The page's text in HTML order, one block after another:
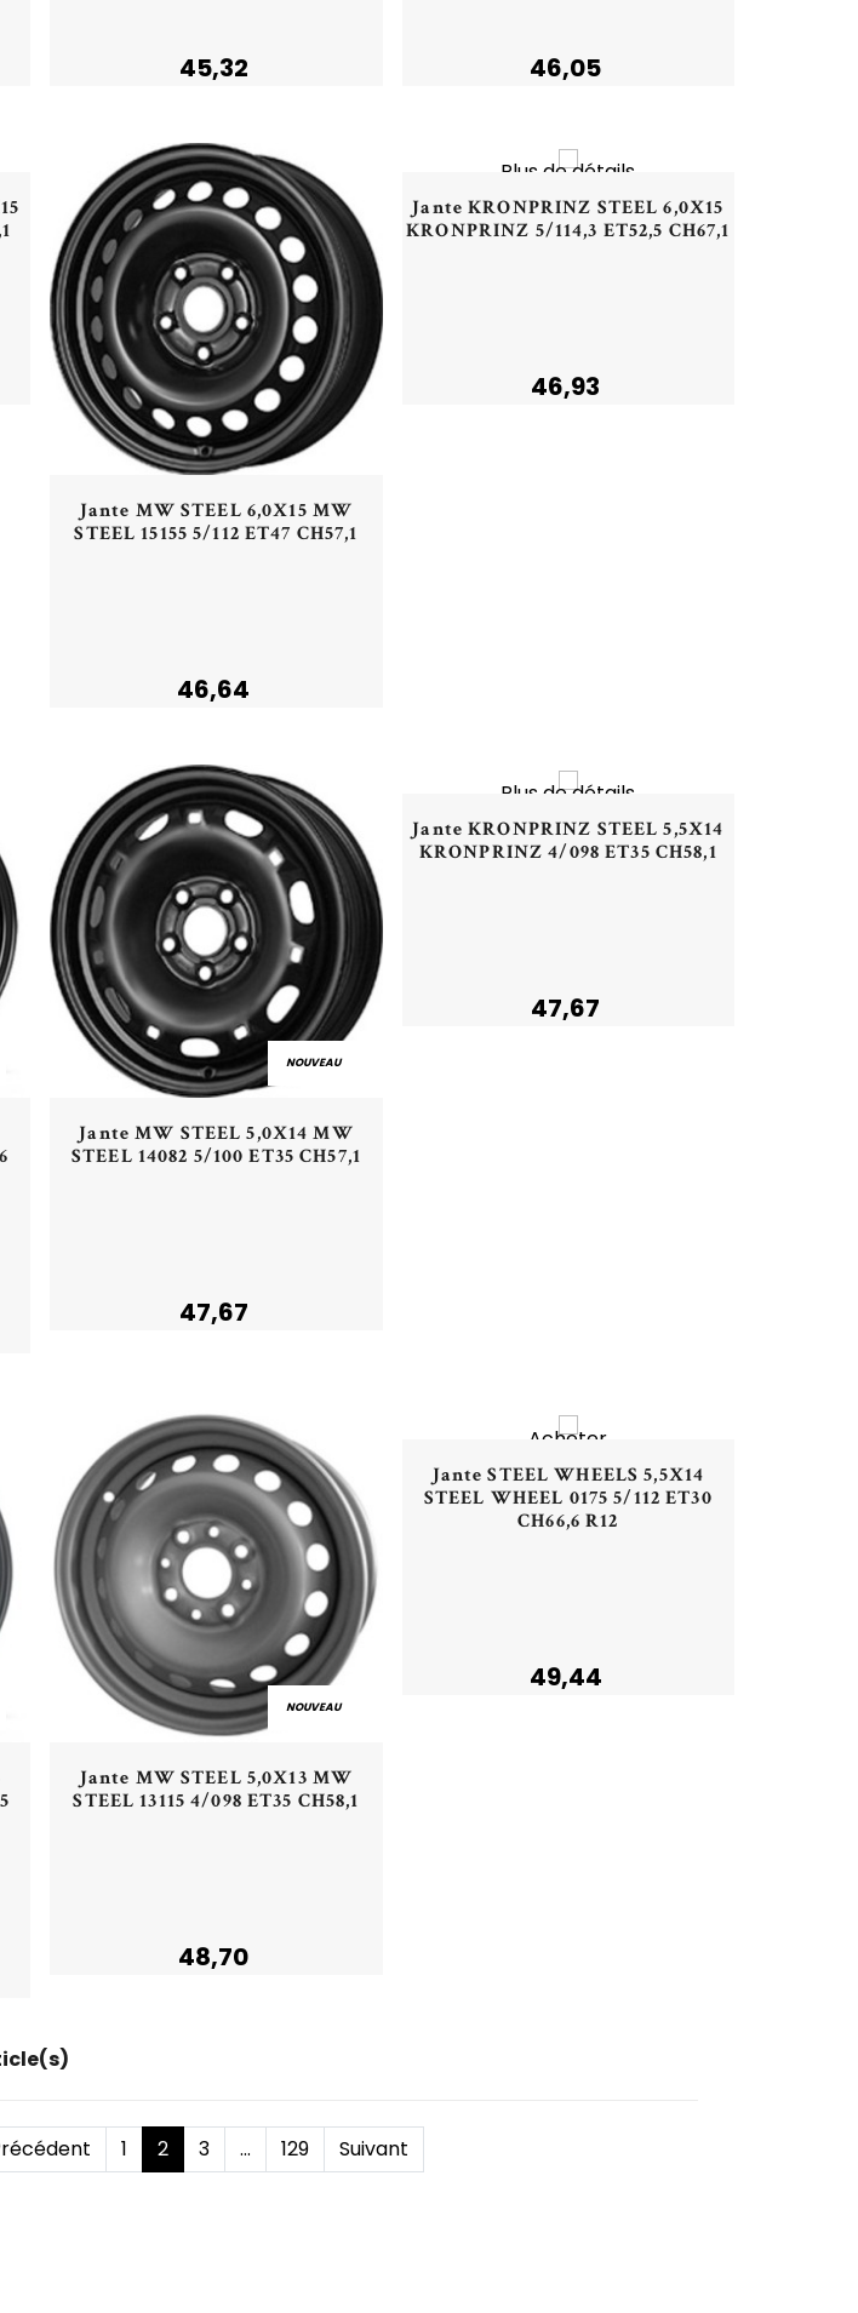
45,32 46,05
Jante MW STEEL 6,0X15 MW
STEEL 15155 5/112 ET47 CH57,1
46,64
Plus de détails
Jante KRONPRINZ STEEL 6,0X15
KRONPRINZ 5/114,3 ET52,5 CH67,1
46,93
NOUVEAU
Jante MW STEEL 5,0X14 MW
STEEL 14082 5/100 ET35 CH57,1
47,67
Plus de détails
Jante KRONPRINZ STEEL 5,5X14
KRONPRINZ 4/098 ET35 CH58,1
47,67
NOUVEAU
Jante MW STEEL 5,0X13 MW
STEEL 13115 4/098 ET35 CH58,1
48,70
Acheter
Jante STEEL WHEELS 5,5X14
STEEL WHEEL 0175 5/112 ET30
CH66,6 R12
49,44
1 2 3 ... 129 Suivant